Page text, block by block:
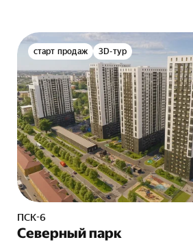
старт продаж 3D-тур
ПСК-6
Северный парк